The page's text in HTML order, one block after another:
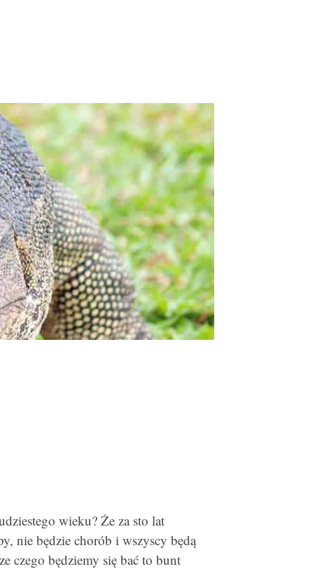
wieku? Że za sto lat
nie będzie chorób i wszyscy będą
czego będziemy się bać to bunt